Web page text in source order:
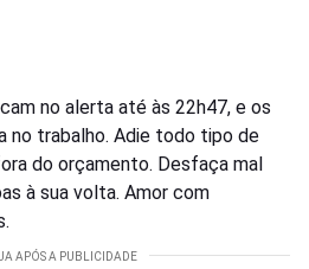
no alerta até às 22h47, e os
no trabalho. Adie todo tipo de
do orçamento. Desfaça mal
à sua volta. Amor com